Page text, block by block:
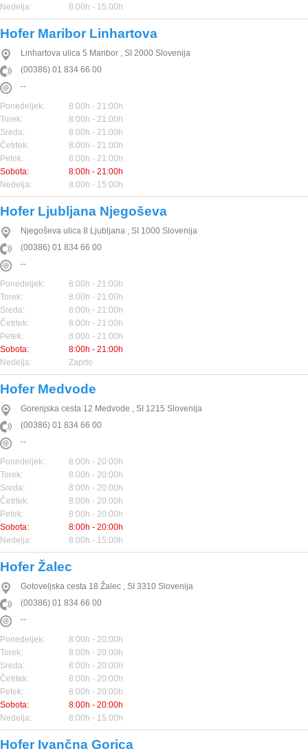
Nedelja:
8:00h - 15:00h
Hofer Maribor Linhartova
Linhartova ulica 5 Maribor , SI 2000 Slovenija
(00386) 01 834 66 00
--
Ponedeljek:
8:00h - 21:00h
Torek:
8:00h - 21:00h
Sreda:
8:00h - 21:00h
Četrtek:
8:00h - 21:00h
Petek:
8:00h - 21:00h
Sobota:
8:00h - 21:00h
Nedelja:
8:00h - 15:00h
Hofer Ljubljana Njegoševa
Njegoševa ulica 8 Ljubljana , SI 1000 Slovenija
(00386) 01 834 66 00
--
Ponedeljek:
8:00h - 21:00h
Torek:
8:00h - 21:00h
Sreda:
8:00h - 21:00h
Četrtek:
8:00h - 21:00h
Petek:
8:00h - 21:00h
Sobota:
8:00h - 21:00h
Nedelja:
Zaprto
Hofer Medvode
Gorenjska cesta 12 Medvode , SI 1215 Slovenija
(00386) 01 834 66 00
--
Ponedeljek:
8:00h - 20:00h
Torek:
8:00h - 20:00h
Sreda:
8:00h - 20:00h
Četrtek:
8:00h - 20:00h
Petek:
8:00h - 20:00h
Sobota:
8:00h - 20:00h
Nedelja:
8:00h - 15:00h
Hofer Žalec
Gotoveljska cesta 18 Žalec , SI 3310 Slovenija
(00386) 01 834 66 00
--
Ponedeljek:
8:00h - 20:00h
Torek:
8:00h - 20:00h
Sreda:
8:00h - 20:00h
Četrtek:
8:00h - 20:00h
Petek:
8:00h - 20:00h
Sobota:
8:00h - 20:00h
Nedelja:
8:00h - 15:00h
Hofer Ivančna Gorica